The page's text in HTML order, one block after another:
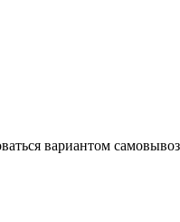
вариантом